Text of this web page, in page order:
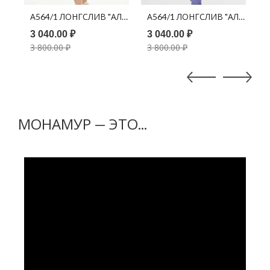
ОМБРЕ БЕЛЫЙ ПРИНТ МЯТА
А564/1 ЛОНГСЛИВ "АЛИОТ" ОМБРЕ ЗЕЛЕНЫЙ
3 040.00 ₽
3 800.00 ₽
А564/1 ЛОНГСЛИВ "АЛИОТ"
3 040.00 ₽
3 800.00 ₽
МОНАМУР — ЭТО...